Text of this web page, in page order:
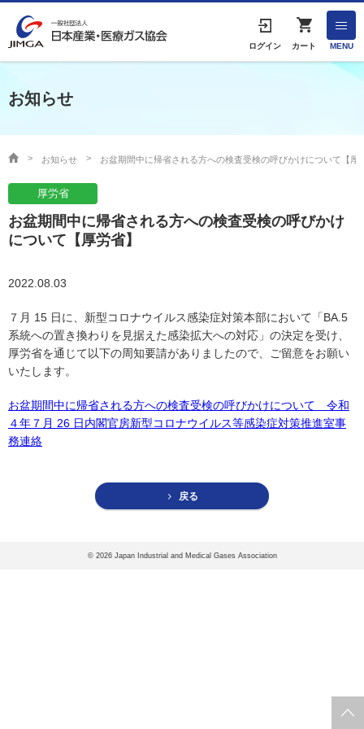
ログイン カート MENU
English
HOME
事業者の方へ
出版物・物品の販売
協会連絡先
産業ガス・医療ガスについて
協会案内
事業者の方へ
出版物・物品の販売
eラーニング・教育資料
お知らせ
お知らせ お盆期間中に帰省される方への検査受検の呼びかけについて【厚
厚労省
お盆期間中に帰省される方への検査受検の呼びかけ
について【厚労省】
2022.08.03
７月 15 日に、新型コロナウイルス感染症対策本部において「BA.5
系統への置き換わりを見据えた感染拡大への対応」の決定を受け、
厚労省を通じて以下の周知要請がありましたので、ご留意をお願い
いたします。
お盆期間中に帰省される方への検査受検の呼びかけについて 令和
４年７月 26 日内閣官房新型コロナウイルス等感染症対策推進室事
務連絡
戻る
© 2026 Japan Industrial and Medical Gases Association